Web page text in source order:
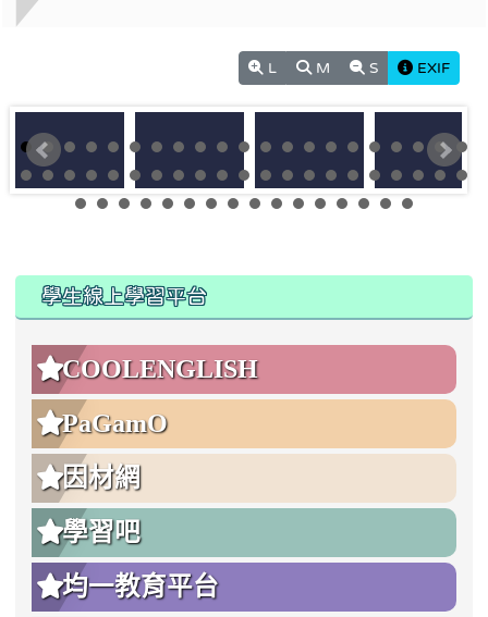
:::
學生線上學習平台
COOLENGLISH
PaGamO
因材網
學習吧
均一教育平台